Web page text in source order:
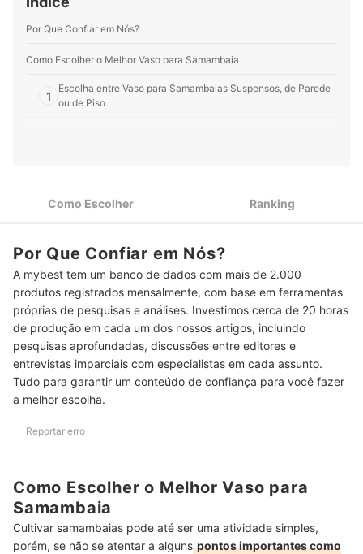
Por Que Confiar em Nós?
Como Escolher o Melhor Vaso para Samambaia
1
Escolha entre Vaso para Samambaias Suspensos, de Parede
ou de Piso
Vasos para Samambaia Grandes Proporcionam Maior
Crescimento
5 Decida o Melhor Formato para Decorar o Seu Ambiente
Top 10 Melhores Vasos para Samambaia
Quais São as Principais Características das Samambaias?
Quais as Variedades de Samambaias?
Veja Outros Produtos Essenciais para Jardinagem
Como Escolher Ranking
Por Que Confiar em Nós?
A mybest tem um banco de dados com mais de 2.000
produtos registrados mensalmente, com base em ferramentas
próprias de pesquisas e análises. Investimos cerca de 20 horas
de produção em cada um dos nossos artigos, incluindo
pesquisas aprofundadas, discussões entre editores e
entrevistas imparciais com especialistas em cada assunto.
Tudo para garantir um conteúdo de confiança para você fazer
a melhor escolha.
Reportar erro
Como Escolher o Melhor Vaso para
Samambaia
Cultivar samambaias pode até ser uma atividade simples,
porém, se não se atentar a algunspontos importantes como